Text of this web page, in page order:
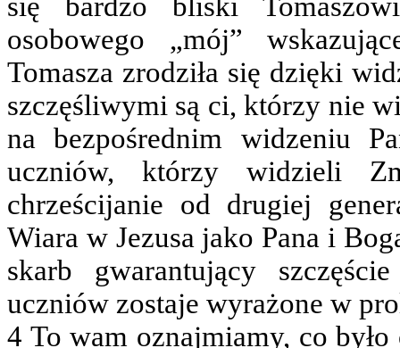
się bardzo bliski
osobowego „mój”
Tomasza zrodziła się dzięki
szczęśliwymi są ci, którzy nie
na bezpośrednim widzeniu
uczniów, którzy widzieli
chrześcijanie od drugiej
Wiara w Jezusa jako Pana i
skarb gwarantujący
uczniów zostaje wyrażone w
4 To wam oznajmiamy, co